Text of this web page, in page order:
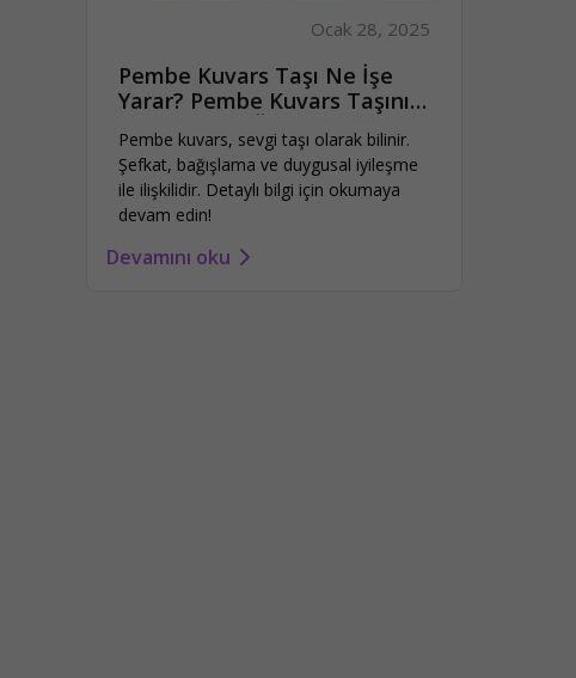
Ocak 28, 2025
Pembe Kuvars Taşı Ne İşe
Yarar? Pembe Kuvars Taşının
Faydaları ve Özellikleri
Pembe kuvars, sevgi taşı olarak bilinir.
Şefkat, bağışlama ve duygusal iyileşme
ile ilişkilidir. Detaylı bilgi için okumaya
devam edin!
Devamını oku